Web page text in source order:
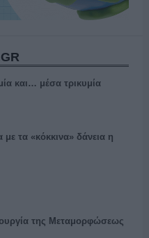
και… μέσα τρικυμία
με τα «κόκκινα» δάνεια η
της Μεταμορφώσεως